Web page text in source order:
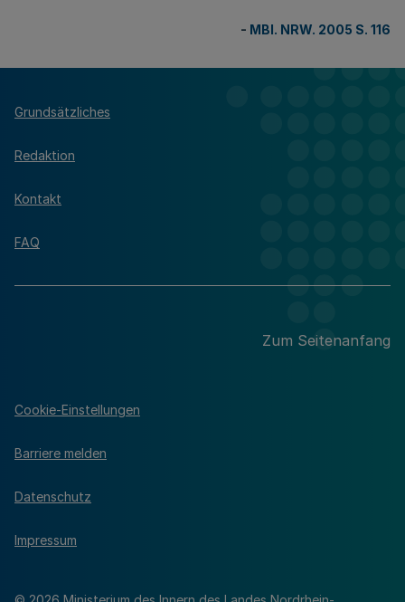
- MBl. NRW. 2005 S. 116
Grundsätzliches
Redaktion
Kontakt
FAQ
Zum Seitenanfang
Cookie-Einstellungen
Barriere melden
Datenschutz
Impressum